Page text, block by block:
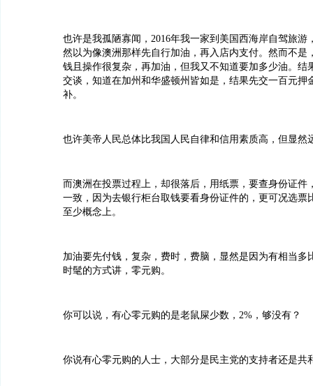
也许是我孤陋寡闻，2016年我一家到美国西海岸自驾旅游
然以为像澳洲那样先自行加油，再入店内支付。然而不是
钱且操作很复杂，再加油，但我又不知道要加多少油。结
交谈，知道在加州和华盛顿州皆如是，结果先交一百元押
补。
也许美帝人民总体比我国人民自律和信用素质高，但显然
而澳洲在投票过程上，却很落后，用纸票，要查身份证件
一致，因为去银行柜台取钱要看身份证件的，更可况选票
至少概念上。
加油要先付钱，复杂，费时，费脑，显然是因为有相当多
时髦的方式讲，零元购。
你可以说，有心零元购的是老鼠屎少数，2%，够没有？
你说有心零元购的人士，大部分是民主党的支持者还是共